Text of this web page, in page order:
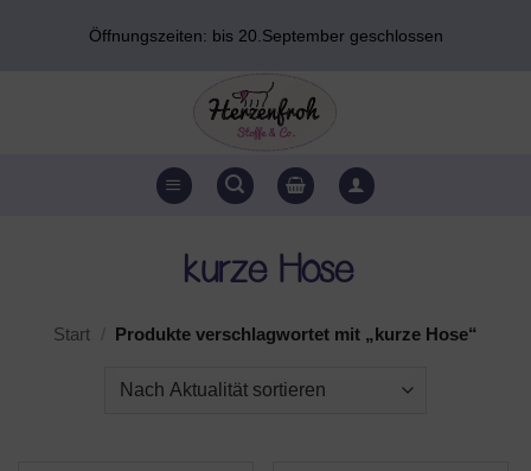
Öffnungszeiten: bis 20.September geschlossen
kurze Hose
Start Produkte verschlagwortet mit „kurze Hose“